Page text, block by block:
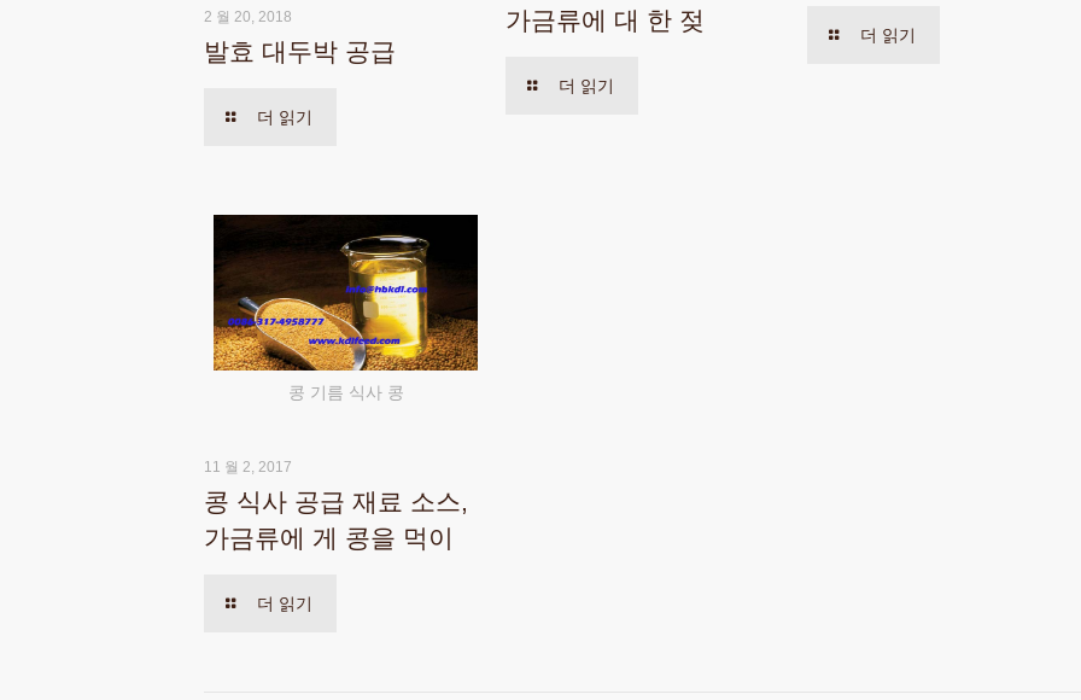
2 월 20, 2018
발효 대두박 공급
더 읽기
가금류에 대 한 젖
더 읽기
더 읽기
콩 기름 식사 콩
11 월 2, 2017
콩 식사 공급 재료 소스,
가금류에 게 콩을 먹이
더 읽기